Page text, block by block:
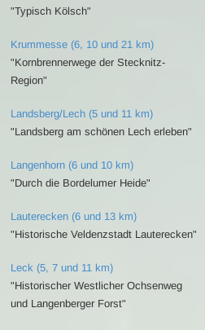
"Typisch Kölsch"
Krummesse (6, 10 und 21 km)
"Kornbrennerwege der Stecknitz-
Region"
Landsberg/Lech (5 und 11 km)
"Landsberg am schönen Lech erleben"
Langenhorn (6 und 10 km)
"Durch die Bordelumer Heide"
Lauterecken (6 und 13 km)
"Historische Veldenzstadt Lauterecken"
Leck (5, 7 und 11 km)
"Historischer Westlicher Ochsenweg
und Langenberger Forst"